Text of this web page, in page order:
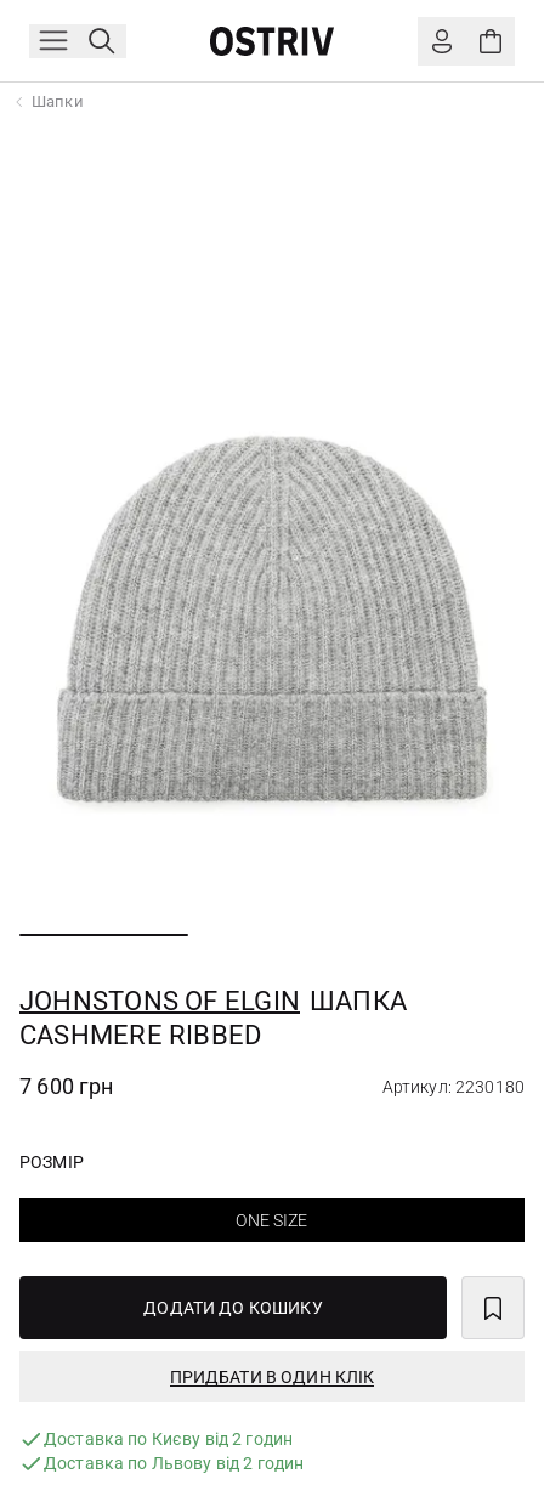
Шапки
JOHNSTONS OF ELGIN ШАПКА
CASHMERE RIBBED
7 600 грн Артикул: 2230180
РОЗМІР
ONE SIZE
ДОДАТИ ДО КОШИКУ
ПРИДБАТИ В ОДИН КЛІК
Доставка по Києву від 2 годин
Доставка по Львову від 2 годин